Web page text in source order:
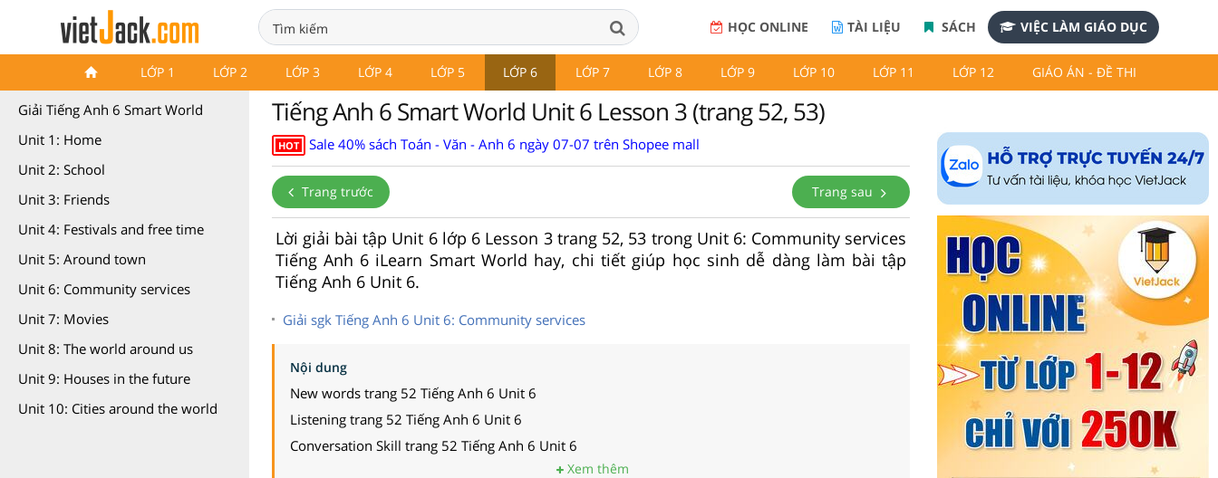
HỌC ONLINE TÀI LIỆU SÁCH VIỆC LÀM GIÁO DỤC
LỚP 1 LỚP 2 LỚP 3 LỚP 4 LỚP 5 LỚP 6 LỚP 7 LỚP 8 LỚP 9 LỚP 10 LỚP 11 LỚP 12 GIÁO ÁN - ĐỀ THI
Tiếng Anh 6 iLearn Smart
Giải Tiếng Anh 6 Smart World
Unit 1: Home
Unit 2: School
Unit 3: Friends
Unit 4: Festivals and free time
Unit 5: Around town
Unit 6: Community services
Unit 7: Movies
Unit 8: The world around us
Unit 9: Houses in the future
Unit 10: Cities around the world
Tiếng Anh 6 Smart World Unit 6 Lesson 3 (trang 52, 53)
HOT Sale 40% sách Toán - Văn - Anh 6 ngày 07-07 trên Shopee mall
Trang trước Trang sau
Lời giải bài tập Unit 6 lớp 6 Lesson 3 trang 52, 53 trong Unit 6: Community services
Tiếng Anh 6 iLearn Smart World hay, chi tiết giúp học sinh dễ dàng làm bài tập
Tiếng Anh 6 Unit 6.
Giải sgk Tiếng Anh 6 Unit 6: Community services
Nội dung
New words trang 52 Tiếng Anh 6 Unit 6
Listening trang 52 Tiếng Anh 6 Unit 6
Conversation Skill trang 52 Tiếng Anh 6 Unit 6
Xem thêm